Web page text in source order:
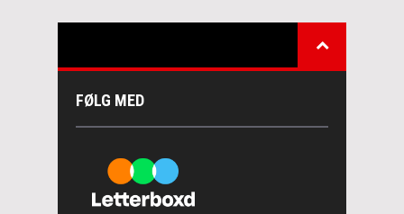
FØLG MED